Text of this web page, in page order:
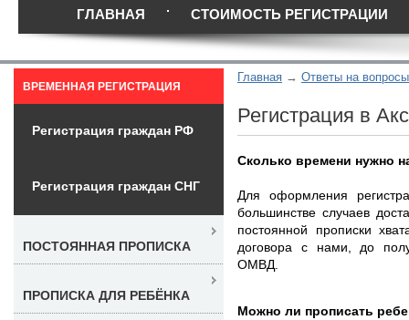
ГЛАВНАЯ СТОИМОСТЬ РЕГИСТРАЦИИ
Главная Ответы на
Регистрация в
Сколько времени нужно
Для оформления
большинстве случаев
постоянной прописки
договора с нами, до
ОМВД.
Можно ли прописать
ВРЕМЕННАЯ РЕГИСТРАЦИЯ
Регистрация граждан РФ
Регистрация граждан СНГ
ПОСТОЯННАЯ ПРОПИСКА
ПРОПИСКА ДЛЯ РЕБЁНКА